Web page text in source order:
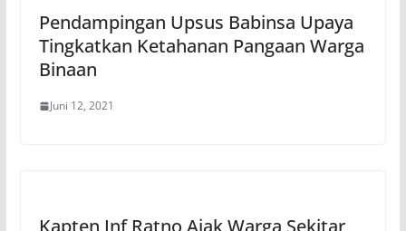
Pendampingan Upsus Babinsa Upaya
Tingkatkan Ketahanan Pangaan Warga
Binaan
Juni 12, 2021